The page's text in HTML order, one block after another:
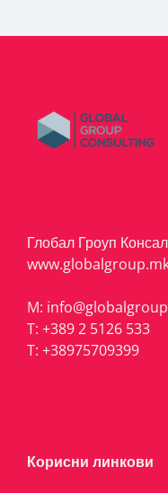
Глобал Гроуп
M:
T: +389 2 5126 533
T: +38975709399
Корисни линкови